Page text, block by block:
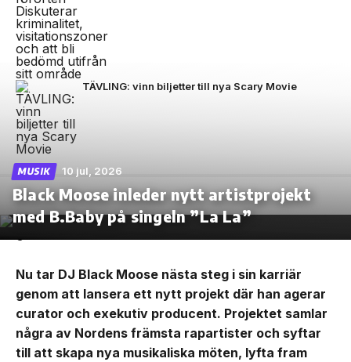
TÄVLING: vinn biljetter till nya Scary Movie
MUSIK 10 jul, 2026
Black Moose inleder nytt artistprojekt
med B.Baby på singeln ”La La”
Nu tar DJ Black Moose nästa steg i sin karriär
genom att lansera ett nytt projekt där han agerar
curator och exekutiv producent. Projektet samlar
några av Nordens främsta rapartister och syftar
till att skapa nya musikaliska möten, lyfta fram